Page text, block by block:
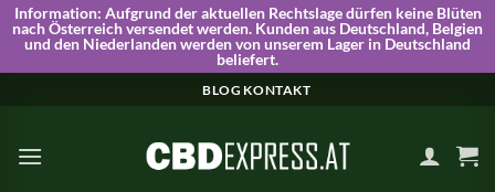
Information: Aufgrund der aktuellen Rechtslage dürfen keine Blüten
nach Österreich versendet werden. Kunden aus Deutschland, Belgien
und den Niederlanden werden von unserem Lager in Deutschland
beliefert.
BLOG KONTAKT